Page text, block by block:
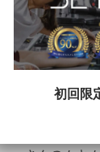
ジムに通ってい
念していまし
ングにハマりま
いかなかったの
した。
初回限